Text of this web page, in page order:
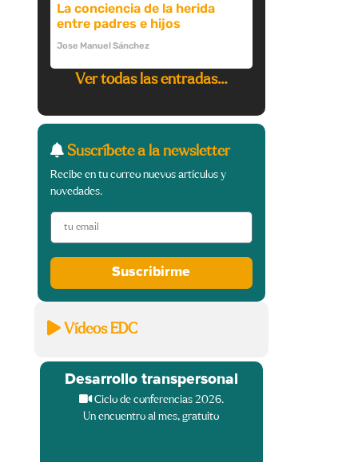
La conciencia de la herida
entre padres e hijos
Jose Manuel Sánchez
Ver todas las entradas…
Suscríbete a la newsletter
Recibe en tu correo nuevos artículos y
novedades.
Suscribirme
Vídeos EDC
Desarrollo transpersonal
Ciclo de conferencias 2026.
Un encuentro al mes, gratuito